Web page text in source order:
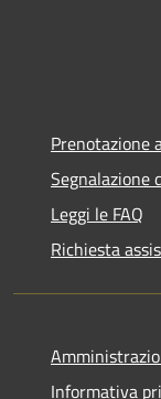
Prenotazione
Segnalazione
Leggi le FAQ
Richiesta
Informativa